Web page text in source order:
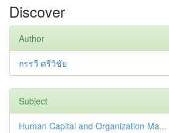
Discover
Author
กรรวี ศรีวิชัย
Subject
Human Capital and Organization Ma...